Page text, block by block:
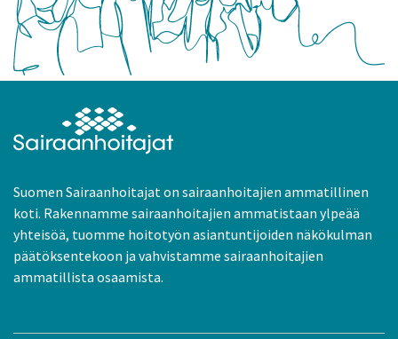
Suomen Sairaanhoitajat on sairaanhoitajien ammatillinen
koti. Rakennamme sairaanhoitajien ammatistaan ylpeää
yhteisöä, tuomme hoitotyön asiantuntijoiden näkökulman
päätöksentekoon ja vahvistamme sairaanhoitajien
ammatillista osaamista.